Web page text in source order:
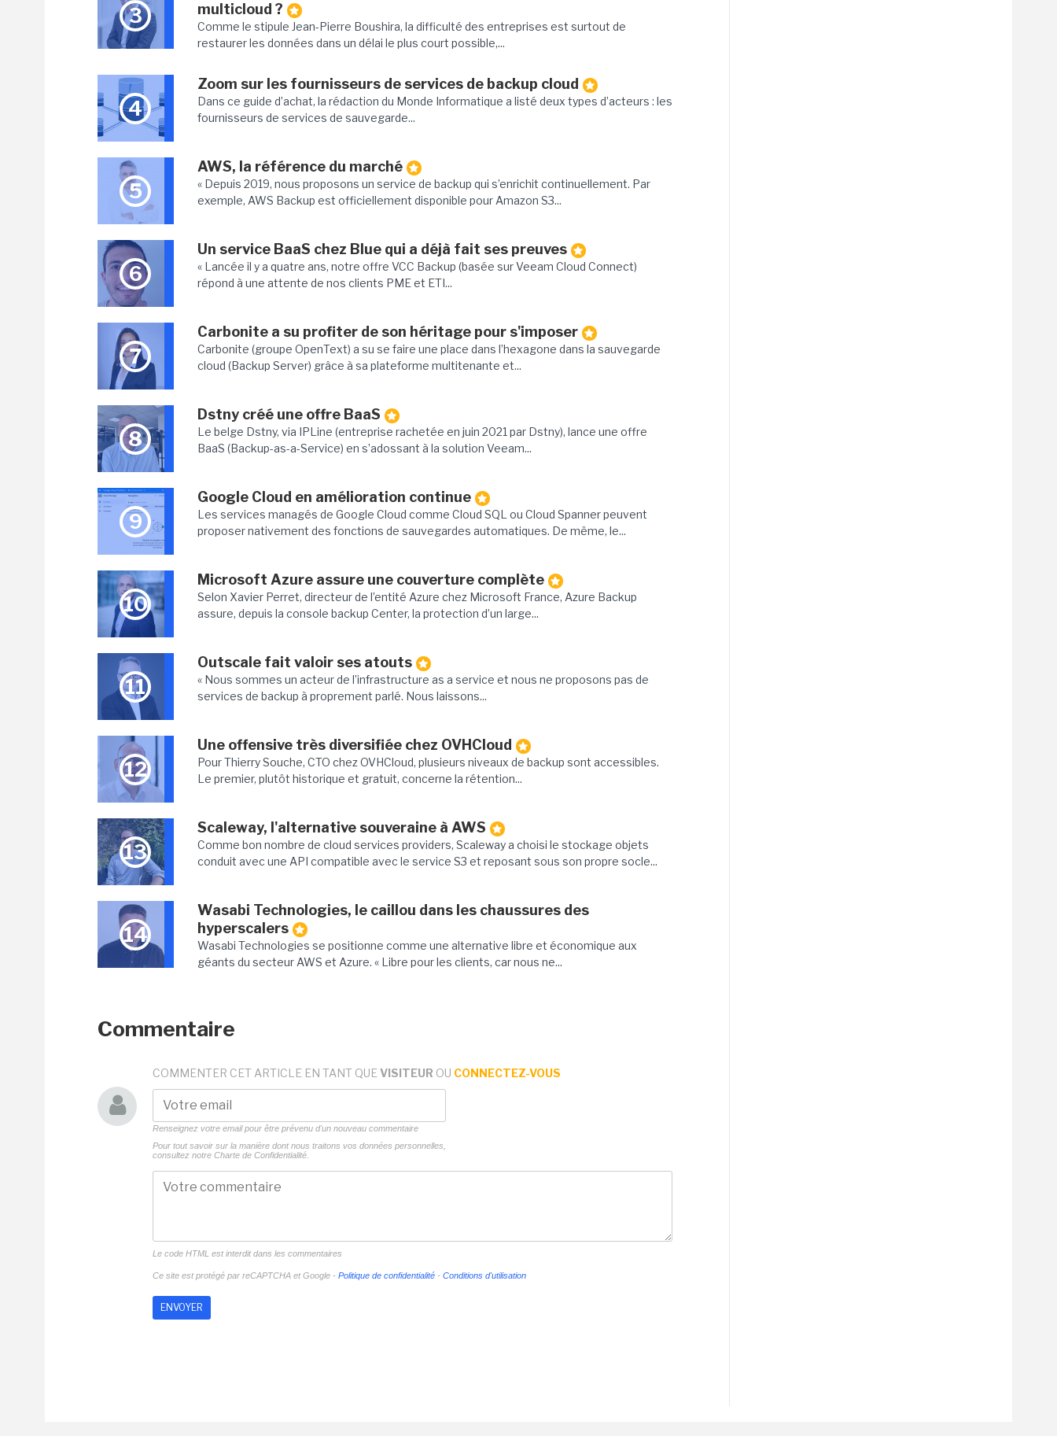
3
multicloud ?
Comme le stipule Jean-Pierre Boushira, la difficulté des entreprises est surtout de
restaurer les données dans un délai le plus court possible,...
4
Zoom sur les fournisseurs de services de backup cloud
Dans ce guide d’achat, la rédaction du Monde Informatique a listé deux types d’acteurs : les
fournisseurs de services de sauvegarde...
5
AWS, la référence du marché
« Depuis 2019, nous proposons un service de backup qui s’enrichit continuellement. Par
exemple, AWS Backup est officiellement disponible pour Amazon S3...
6
Un service BaaS chez Blue qui a déjà fait ses preuves
« Lancée il y a quatre ans, notre offre VCC Backup (basée sur Veeam Cloud Connect)
répond à une attente de nos clients PME et ETI...
7
Carbonite a su profiter de son héritage pour s'imposer
Carbonite (groupe OpenText) a su se faire une place dans l’hexagone dans la sauvegarde
cloud (Backup Server) grâce à sa plateforme multitenante et...
8
Dstny créé une offre BaaS
Le belge Dstny, via IPLine (entreprise rachetée en juin 2021 par Dstny), lance une offre
BaaS (Backup-as-a-Service) en s’adossant à la solution Veeam...
9
Google Cloud en amélioration continue
Les services managés de Google Cloud comme Cloud SQL ou Cloud Spanner peuvent
proposer nativement des fonctions de sauvegardes automatiques. De même, le...
10
Microsoft Azure assure une couverture complète
Selon Xavier Perret, directeur de l’entité Azure chez Microsoft France, Azure Backup
assure, depuis la console backup Center, la protection d’un large...
11
Outscale fait valoir ses atouts
« Nous sommes un acteur de l’infrastructure as a service et nous ne proposons pas de
services de backup à proprement parlé. Nous laissons...
12
Une offensive très diversifiée chez OVHCloud
Pour Thierry Souche, CTO chez OVHCloud, plusieurs niveaux de backup sont accessibles.
Le premier, plutôt historique et gratuit, concerne la rétention...
13
Scaleway, l'alternative souveraine à AWS
Comme bon nombre de cloud services providers, Scaleway a choisi le stockage objets
conduit avec une API compatible avec le service S3 et reposant sous son propre socle...
14
Wasabi Technologies, le caillou dans les chaussures des
hyperscalers
Wasabi Technologies se positionne comme une alternative libre et économique aux
géants du secteur AWS et Azure. « Libre pour les clients, car nous ne...
Commentaire
COMMENTER CET ARTICLE EN TANT QUE VISITEUR OU CONNECTEZ-VOUS
Renseignez votre email pour être prévenu d'un nouveau commentaire
Pour tout savoir sur la manière dont nous traitons vos données personnelles,
consultez notre Charte de Confidentialité.
Le code HTML est interdit dans les commentaires
Ce site est protégé par reCAPTCHA et Google - Politique de confidentialité - Conditions d'utilisation